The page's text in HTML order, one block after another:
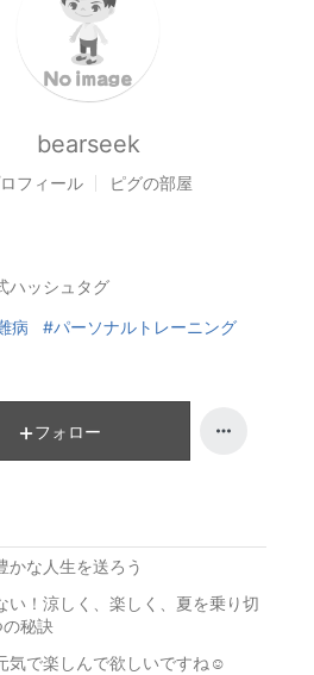
bearseek
フィール ピグの部屋
ハッシュタグ
病 #パーソナルトレーニング
フォロー
かな人生を送ろう
い！涼しく、楽しく、夏を乗り切
秘訣
気で楽しんで欲しいですね☺️